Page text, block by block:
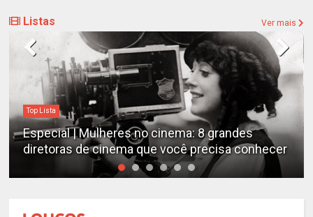
Listas Ver mais
Top Lista
Especial | Mulheres no cinema: 8 grandes
diretoras de cinema que você precisa conhecer